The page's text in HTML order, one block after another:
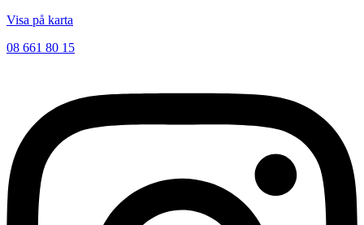
Visa på karta
08 661 80 15